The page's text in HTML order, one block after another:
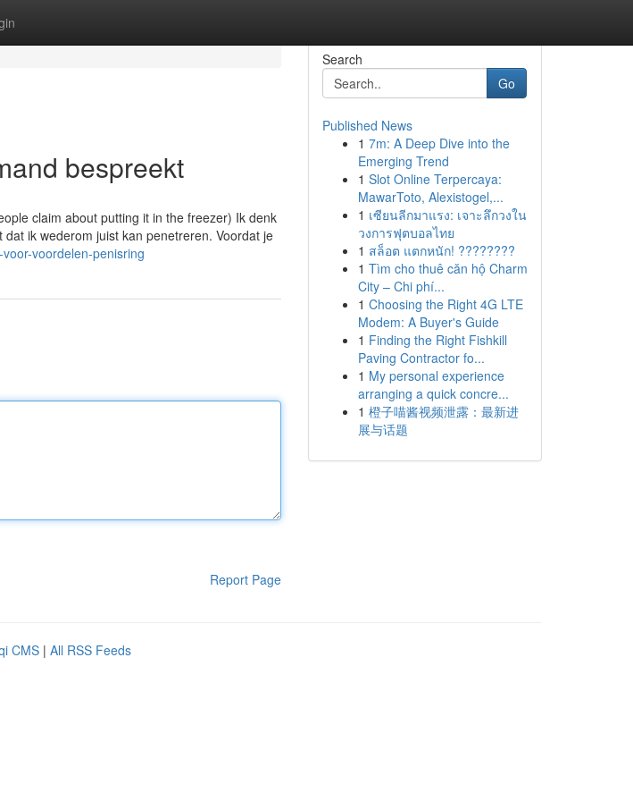
bespreekt
claim about putting it in the freezer) Ik denk
ik wederom juist kan penetreren. Voordat je
voordelen-penisring
Report Page
Search
Go
Published News
1 7m: A Deep Dive into the
Emerging Trend
1 Slot Online Terpercaya:
MawarToto, Alexistogel,...
1 เซียนลีกมาแรง: เจาะลึกวงใน
วงการฟุตบอลไทย
1 สล็อต แตกหนัก! ????????
1 Tìm cho thuê căn hộ Charm
City – Chi phí...
1 Choosing the Right 4G LTE
Modem: A Buyer's Guide
1 Finding the Right Fishkill
Paving Contractor fo...
1 My personal experience
arranging a quick concre...
1 橙子喵酱视频泄露：最新进
展与话题
CMS | All RSS Feeds